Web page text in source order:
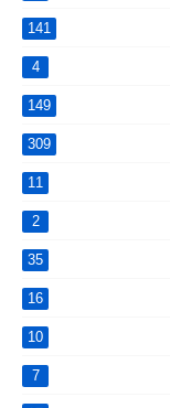
141
4
149
309
11
2
35
16
10
7